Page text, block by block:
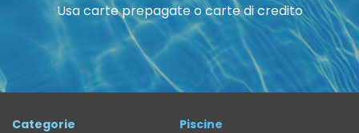
Usa carte prepagate o carte di credito
Categorie Piscine